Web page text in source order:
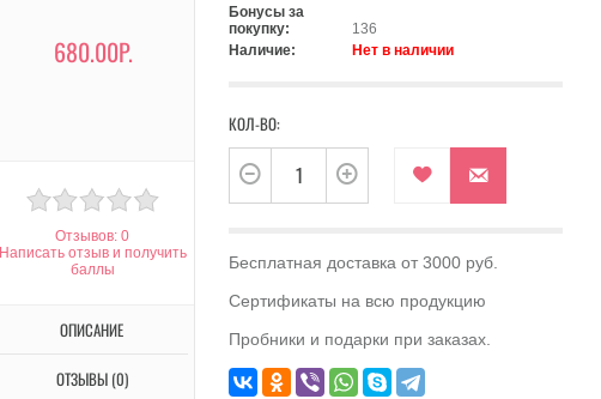
680.00Р.
Отзывов: 0
Написать отзыв и получить
баллы
ОПИСАНИЕ
ОТЗЫВЫ (0)
Бонусы за
покупку:
136
Наличие:
Нет в наличии
КОЛ-ВО:
Бесплатная доставка от 3000 руб.
Сертификаты на всю продукцию
Пробники и подарки при заказах.